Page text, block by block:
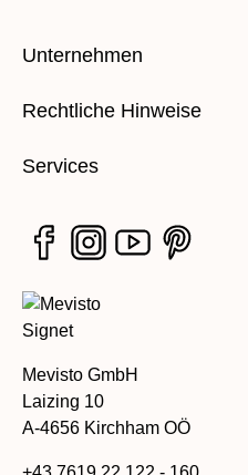
Unternehmen
Rechtliche Hinweise
Services
Mevisto GmbH
Laizing 10
A-4656 Kirchham OÖ